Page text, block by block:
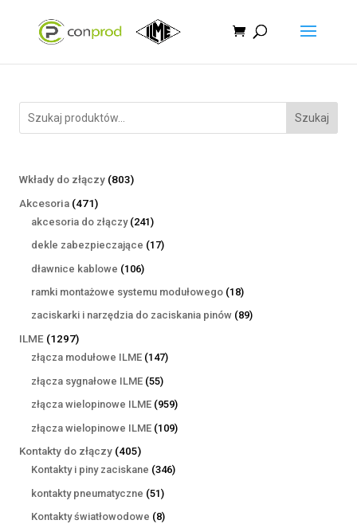
Szukaj
Wkłady do złączy 803803
Akcesoria 471471
produktów
akcesoria do złączy 241241
produktów
dekle zabezpieczające 1717
dławnice kablowe 106106
produktów
ramki montażowe systemu modułowego 1818
produktów
zaciskarki i narzędzia do zaciskania pinów 8989
ILME 12971297
produktów
złącza modułowe ILME 147147
złącza sygnałowe ILME 5555
produktów
złącza wielopinowe ILME 959959
produktów
złącza wielopinowe ILME 109109
Kontakty do złączy 405405
produktów
Kontakty i piny zaciskane 346346
kontakty pneumatyczne 5151
produktów
Kontakty światłowodowe 88